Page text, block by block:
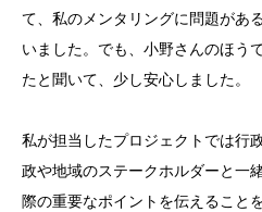
て、私のメンタリングに問題があ
いました。でも、小野さんのほう
たと聞いて、少し安心しました。
私が担当したプロジェクトでは行
政や地域のステークホルダーと一
際の重要なポイントを伝えること